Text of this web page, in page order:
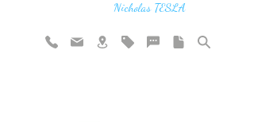
Nicholas TESLA